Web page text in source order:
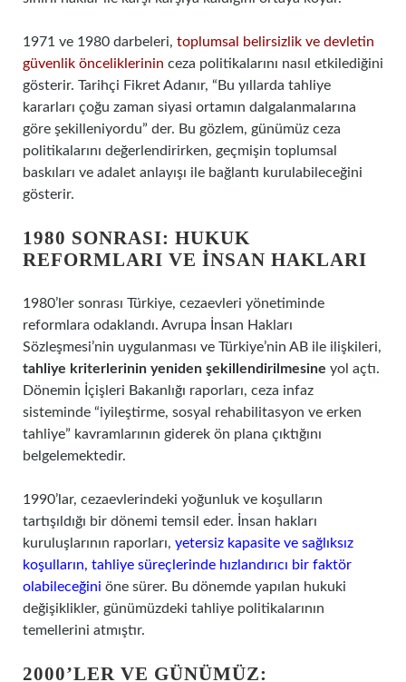
1971 ve 1980 darbeleri, toplumsal belirsizlik ve devletin
güvenlik önceliklerinin ceza politikalarını nasıl etkilediğini
gösterir. Tarihçi Fikret Adanır, “Bu yıllarda tahliye
kararları çoğu zaman siyasi ortamın dalgalanmalarına
göre şekilleniyordu” der. Bu gözlem, günümüz ceza
politikalarını değerlendirirken, geçmişin toplumsal
baskıları ve adalet anlayışı ile bağlantı kurulabileceğini
gösterir.
1980 SONRASI: HUKUK
REFORMLARI VE İNSAN HAKLARI
1980’ler sonrası Türkiye, cezaevleri yönetiminde
reformlara odaklandı. Avrupa İnsan Hakları
Sözleşmesi’nin uygulanması ve Türkiye’nin AB ile ilişkileri,
tahliye kriterlerinin yeniden şekillendirilmesine yol açtı.
Dönemin İçişleri Bakanlığı raporları, ceza infaz
sisteminde “iyileştirme, sosyal rehabilitasyon ve erken
tahliye” kavramlarının giderek ön plana çıktığını
belgelemektedir.
1990’lar, cezaevlerindeki yoğunluk ve koşulların
tartışıldığı bir dönemi temsil eder. İnsan hakları
kuruluşlarının raporları, yetersiz kapasite ve sağlıksız
koşulların, tahliye süreçlerinde hızlandırıcı bir faktör
olabileceğini öne sürer. Bu dönemde yapılan hukuki
değişiklikler, günümüzdeki tahliye politikalarının
temellerini atmıştır.
2000’LER VE GÜNÜMÜZ: